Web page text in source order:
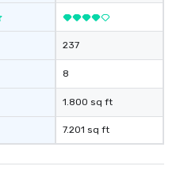
237
8
1.800 sq ft
7.201 sq ft